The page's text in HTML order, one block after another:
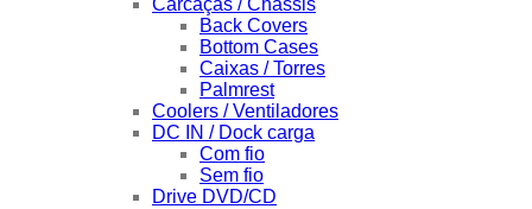
Carcaças / Chassis
Back Covers
Bottom Cases
Caixas / Torres
Palmrest
Coolers / Ventiladores
DC IN / Dock carga
Com fio
Sem fio
Drive DVD/CD